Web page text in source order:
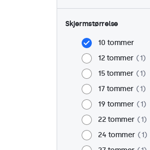
Skjermstørrelse
10 tommer
12 tommer
1
15 tommer
1
17 tommer
1
19 tommer
1
22 tommer
1
24 tommer
1